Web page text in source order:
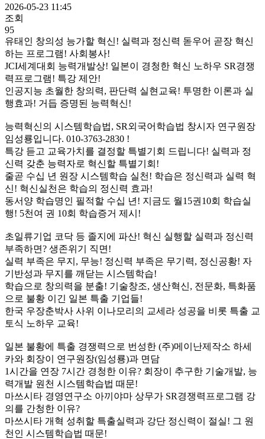
2026-05-23 11:45
조회
95
유태인 창의성 능가할 혁신! 실력과 정신력 돋우어 곧장 혁신
하는 프로그램! 사회봉사!
JCI세계대회 능력개발상! 일본이 경청한 혁신 노하우 SR경쟁
력프로그램! 특강 제안!
인공지능 초월한 창의력, 판단력 실현교육! 투명한 이론과 실
행효과! 거듭 증명된 능력혁신!
능력혁신의 시스템학습법, SR외국어학습법 창시자 연구원장
임성룡입니다. 010-3763-2830 !
특강 듣고 교육가치를 결정할 특별기회 드립니다! 실력과 정
신력 갖춘 능력자로 혁신할 특별기회!
줄곧 수십 년 원장 시스템학습 실천! 학습은 정신력과 실력 혁
신! 혁신실천은 학습의 정신력 효과!
동서양 학습명인 필적할 수십 년! 지금도 월15권10회 학습실
행! 5천여 권 10회 학습증거 제시!
초일류기업 코닥 등 졸지에 파산! 혁신 실행할 실력과 정신력
부족하면? 생존위기 직면!
실력 부족은 무지, 무능! 정신력 부족은 무기력, 정신공황! 자
기반성과 무지를 깨닫는 시스템학습!
학습으로 창의력을 분출! 기술창조, 생산혁신, 전문화, 특화품
으로 불황 이긴 일본 특출 기업들!
한국 우장춘박사 사위 이나모리의 교세라 성공을 비롯 특출 교
토식 노하우 교육!
일본 불황에 특출 경쟁력으로 번성한 (주)메이난제작소 하세
카와 회장이 연구원장(임성룡)과 면담
1시간을 연장 7시간 경청한 이유? 회장이 추구한 기술개발, 능
력개발 원천 시스템학습법 때문!
마쓰시타 경영연구소 아끼야마 상무가 SR경쟁력프로그램 강
의를 간청한 이유?
마쓰시타 개혁 성취할 특출실력과 강단 정신력이 절실! 그 원
천인 시스템학습법 때문!